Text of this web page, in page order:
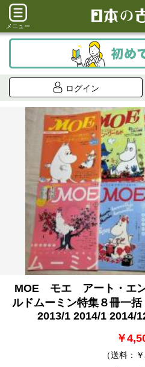
メニュー
ログイン
MOE モエ アート・エン
ルドムーミン特集８冊一
2013/1 2014/1 2014/
￥
（送料：￥